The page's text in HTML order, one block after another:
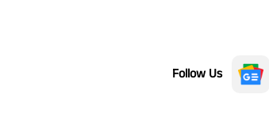
Follow Us